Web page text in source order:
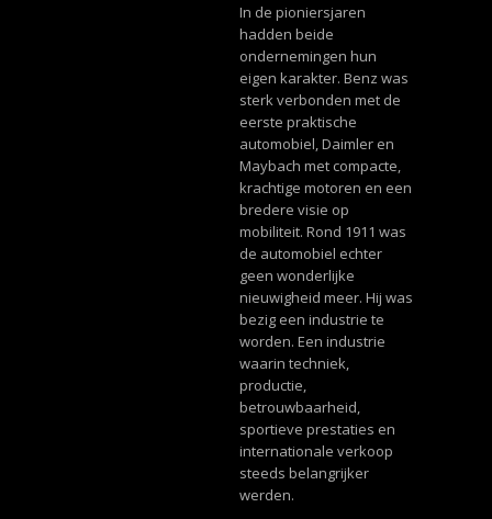
In de pioniersjaren
hadden beide
ondernemingen hun
eigen karakter. Benz was
sterk verbonden met de
eerste praktische
automobiel, Daimler en
Maybach met compacte,
krachtige motoren en een
bredere visie op
mobiliteit. Rond 1911 was
de automobiel echter
geen wonderlijke
nieuwigheid meer. Hij was
bezig een industrie te
worden. Een industrie
waarin techniek,
productie,
betrouwbaarheid,
sportieve prestaties en
internationale verkoop
steeds belangrijker
werden.